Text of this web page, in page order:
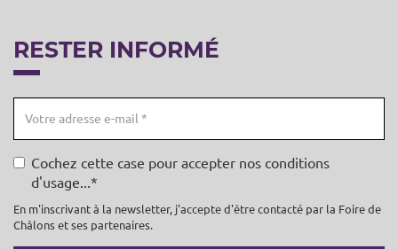
RESTER INFORMÉ
Cochez cette case pour accepter nos conditions
d'usage...
En m'inscrivant à la newsletter, j'accepte d'être contacté par la Foire de
Châlons et ses partenaires.